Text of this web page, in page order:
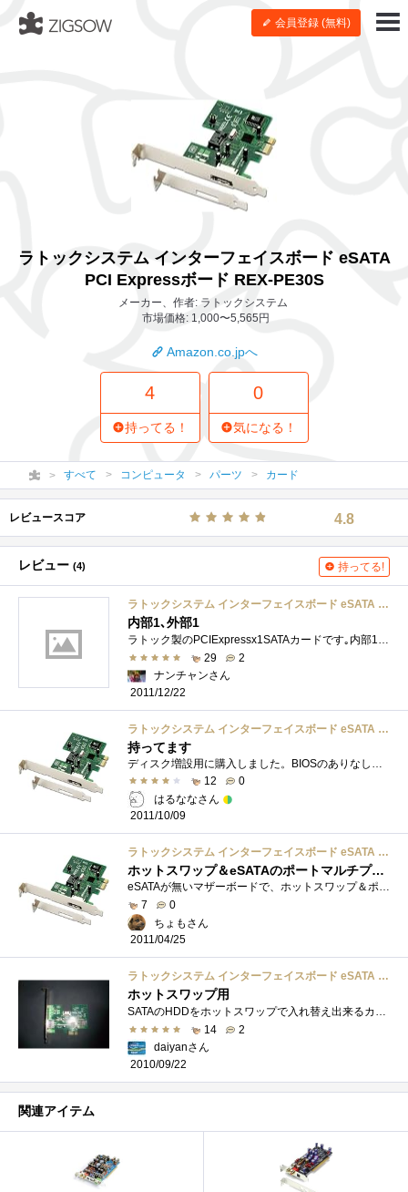
会員登録 (無料)
ラトックシステム インターフェイスボード eSATA
PCI Expressボード REX-PE30S
メーカー、作者: ラトックシステム
市場価格: 1,000〜5,565円
Amazon.co.jpへ
4
持ってる！
0
気になる！
すべて コンピュータ パーツ カード
レビュースコア 4.8
レビュー (4) 持ってる!
ラトックシステム インターフェイスボード eSATA PCI Expressボード REX-PE30S
内部1､外部1
ラトック製のPCIExpressx1SATAカードです｡内部1ポート､外部1ポートです｡チップは､SiliconImageの3132です｡何故今頃こんなのを買ったかというと､こ�...
29
2
ナンチャンさん
2011/12/22
ラトックシステム インターフェイスボード eSATA PCI Expressボード REX-PE30S
持ってます
12
0
はるななさん
2011/10/09
ラトックシステム インターフェイスボード eSATA PCI Expressボード REX-PE30S
ホットスワップ＆eSATAのポートマルチプライヤ用に
eSATAが無いマザーボードで、ホットスワップ＆ポートマルチプライヤを構築するために購入しました。ホットプラグ用のユーティリティも付属しま...
7
0
ちょもさん
2011/04/25
ラトックシステム インターフェイスボード eSATA PCI Expressボード REX-PE30S
ホットスワップ用
SATAのHDDをホットスワップで入れ替え出来るカード。NASが増えるまではこれでHDD入れ替えて使ってました。たまに切断出来なくなる事があるのはご�...
14
2
daiyanさん
2010/09/22
関連アイテム